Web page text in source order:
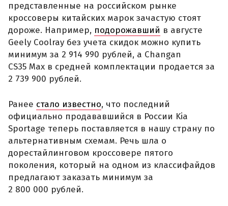
представленные на российском рынке
кроссоверы китайских марок зачастую стоят
дороже. Например, подорожавший в августе
Geely Coolray без учета скидок можно купить
минимум за 2 914 990 рублей, а Changan
CS35 Max в средней комплектации продается за
2 739 900 рублей.
Ранее стало известно, что последний
официально продававшийся в России Kia
Sportage теперь поставляется в нашу страну по
альтернативным схемам. Речь шла о
дорестайлинговом кроссовере пятого
поколения, который на одном из классифайдов
предлагают заказать минимум за
2 800 000 рублей.